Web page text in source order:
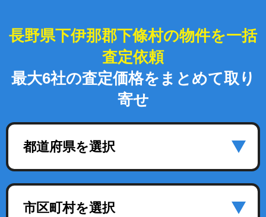
長野県下伊那郡下條村の物件を一括
査定依頼
最大6社の査定価格をまとめて取り
寄せ
都道府県を選択
市区町村を選択